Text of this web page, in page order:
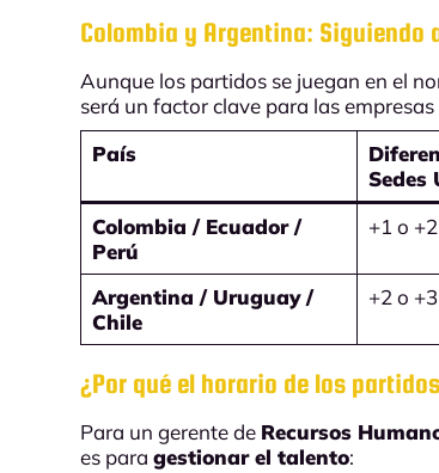
Colombia y Argentina: Siguiendo
Aunque los partidos se juegan en el
será un factor clave para las
País
Sedes
Colombia / Ecuador /
Perú
+1 o
Argentina / Uruguay /
Chile
+2 o
¿Por qué el horario de los
Para un gerente de Recursos
es paragestionar el talento: